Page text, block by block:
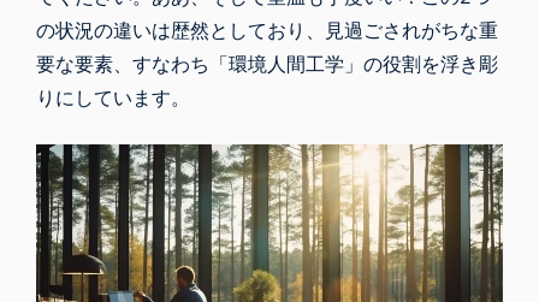
の状況の違いは歴然としており、見過ごされがちな重
要な要素、すなわち「環境人間工学」の役割を浮き彫
りにしています。